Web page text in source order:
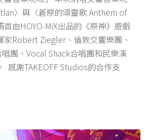
〉與〈蒼原的頌靈歌 Anthem of
首由HOYO-MiX出品的《原神》遊戲
家Robert Ziegler、倫敦交響樂團、
團、Vocal Shack合唱團和民樂演
感謝TAKEOFF Studios的合作支